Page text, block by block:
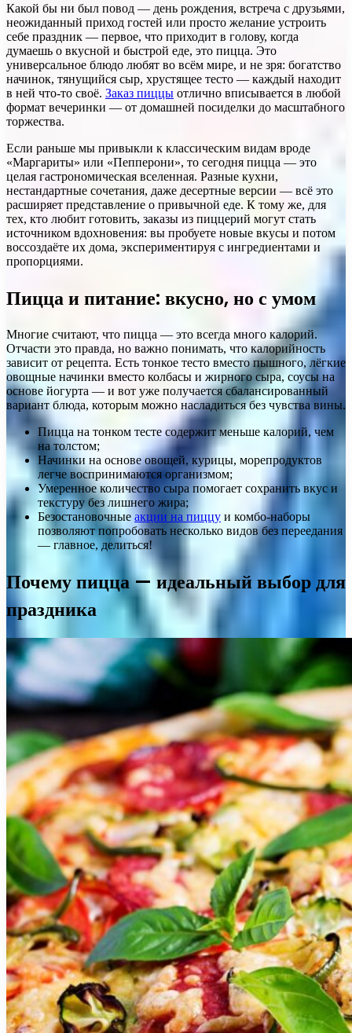
Какой бы ни был повод — день рождения, встреча с друзьями,
неожиданный приход гостей или просто желание устроить
себе праздник — первое, что приходит в голову, когда
думаешь о вкусной и быстрой еде, это пицца. Это
универсальное блюдо любят во всём мире, и не зря: богатство
начинок, тянущийся сыр, хрустящее тесто — каждый находит
в ней что-то своё. Заказ пиццы отлично вписывается в любой
формат вечеринки — от домашней посиделки до масштабного
торжества.
Если раньше мы привыкли к классическим видам вроде
«Маргариты» или «Пепперони», то сегодня пицца — это
целая гастрономическая вселенная. Разные кухни,
нестандартные сочетания, даже десертные версии — всё это
расширяет представление о привычной еде. К тому же, для
тех, кто любит готовить, заказы из пиццерий могут стать
источником вдохновения: вы пробуете новые вкусы и потом
воссоздаёте их дома, экспериментируя с ингредиентами и
пропорциями.
Пицца и питание: вкусно, но с умом
Многие считают, что пицца — это всегда много калорий.
Отчасти это правда, но важно понимать, что калорийность
зависит от рецепта. Есть тонкое тесто вместо пышного, лёгкие
овощные начинки вместо колбасы и жирного сыра, соусы на
основе йогурта — и вот уже получается сбалансированный
вариант блюда, которым можно насладиться без чувства вины.
Пицца на тонком тесте содержит меньше калорий, чем
на толстом;
Начинки на основе овощей, курицы, морепродуктов
легче воспринимаются организмом;
Умеренное количество сыра помогает сохранить вкус и
текстуру без лишнего жира;
Безостановочные акции на пиццу и комбо-наборы
позволяют попробовать несколько видов без переедания
— главное, делиться!
Почему пицца — идеальный выбор для
праздника